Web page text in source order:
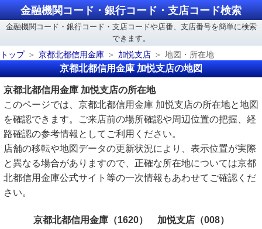
金融機関コード・銀行コード・支店コード検索
金融機関コード・銀行コード・支店コードや店番、支店番号を簡単に検索
できます。
トップ
京都北都信用金庫 加悦支店 地図・所在地
京都北都信用金庫 加悦支店の地図
京都北都信用金庫 加悦支店の所在地
このページでは、京都北都信用金庫 加悦支店の所在地と地図
を確認できます。ご来店前の場所確認や周辺位置の把握、経
路確認の参考情報としてご利用ください。
店舗の移転や地図データの更新状況により、表示位置が実際
と異なる場合がありますので、正確な所在地については京都
北都信用金庫公式サイト等の一次情報もあわせてご確認くだ
さい。
京都北都信用金庫（1620） 加悦支店（008）